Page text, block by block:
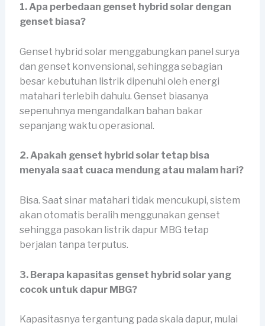
1. Apa perbedaan genset hybrid solar dengan
genset biasa?
Genset hybrid solar menggabungkan panel surya
dan genset konvensional, sehingga sebagian
besar kebutuhan listrik dipenuhi oleh energi
matahari terlebih dahulu. Genset biasanya
sepenuhnya mengandalkan bahan bakar
sepanjang waktu operasional.
2. Apakah genset hybrid solar tetap bisa
menyala saat cuaca mendung atau malam hari?
Bisa. Saat sinar matahari tidak mencukupi, sistem
akan otomatis beralih menggunakan genset
sehingga pasokan listrik dapur MBG tetap
berjalan tanpa terputus.
3. Berapa kapasitas genset hybrid solar yang
cocok untuk dapur MBG?
Kapasitasnya tergantung pada skala dapur, mulai